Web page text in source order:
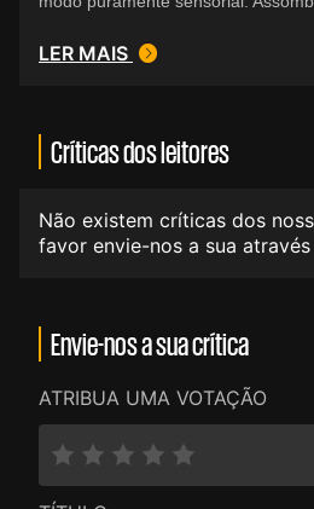
LER MAIS
Críticas dos leitores
Não existem críticas dos
favor envie-nos a sua
Envie-nos a sua crítica
ATRIBUA UMA VOTAÇÃO